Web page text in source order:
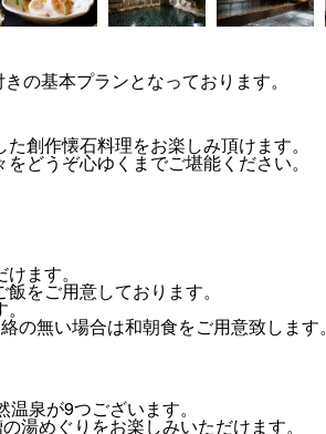
の基本プランとなっております。
創作懐石料理をお楽しみ頂けます。
どうぞ心ゆくまでご堪能ください。
ます。
をご用意しております。
。
無い場合は和朝食をご用意致します。
泉が9つございます。
湯めぐりをお楽しみいただけます。